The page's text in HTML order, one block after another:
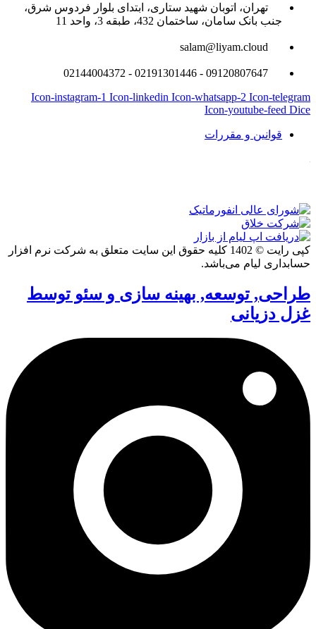
تهران، اتوبان شهید ستاری، ابتدای بلوار فردوس شرق،
جنب بانک سامان، ساختمان 432، طبقه 3، واحد 11
salam@liyam.cloud
09120807647 - 02191301446 - 02144004372
Icon-instagram-1 Icon-linkedin Icon-whatsapp-2 Icon-telegram
Icon-youtube-feed Dice
قوانین و مقررات
کپی رایت © 1402 کلیه حقوق این سایت متعلق به شرکت نرم افزار
حسابداری لیام می‌باشد.
طراحی, توسعه, بهینه سازی و سئو توسط
غزل دزیانی